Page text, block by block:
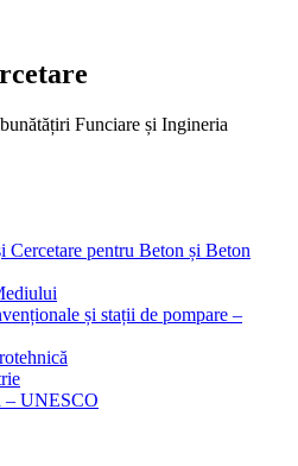
Funciare și Ingineria
Cercetare pentru Beton și Beton
și stații de pompare –
– UNESCO